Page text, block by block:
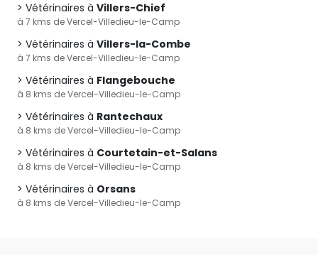
Vétérinaires à Villers-Chief
à 7 kms de Vercel-Villedieu-le-Camp
Vétérinaires à Villers-la-Combe
à 7 kms de Vercel-Villedieu-le-Camp
Vétérinaires à Flangebouche
à 8 kms de Vercel-Villedieu-le-Camp
Vétérinaires à Rantechaux
à 8 kms de Vercel-Villedieu-le-Camp
Vétérinaires à Courtetain-et-Salans
à 8 kms de Vercel-Villedieu-le-Camp
Vétérinaires à Orsans
à 8 kms de Vercel-Villedieu-le-Camp